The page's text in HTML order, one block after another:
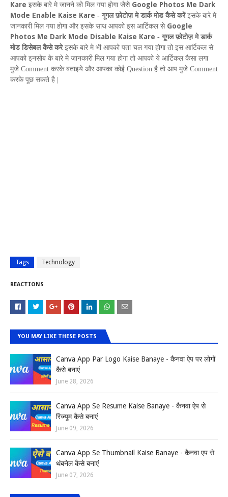
Kare इसके बारे मे जानने को मिल गया होगा जैसे Google Photos Me Dark
Mode Enable Kaise Kare - गूगल फ़ोटोज़ मे डार्क मोड कैसे करें इसके बारे मे
जानकारी मिल गया होगा और इसके साथ आपको इस आर्टिकल से Google
P hotos Me Dark Mode Disable Kaise Kare - गूगल फ़ोटोज़ मे डार्क
मोड डिसेबल कैसे करे इसके बारे मे भी आपको पता चल गया होगा तो इस आर्टिकल से
आपको इनसोब के बारे मे जानकारी मिल गया होगा तो आपको ये आर्टिकल कैसा लगा
मुजे Comment करके बताइये और आपका कोई Question है तो आप मुजे Comment
करके पूछ सकते है |
Tags Technology
REACTIONS
YOU MAY LIKE THESE POSTS
Canva App Par Logo Kaise Banaye - कैनवा ऐप पर लोगों
कैसे बनाएं
June 28, 2026
Canva App Se Resume Kaise Banaye - कैनवा ऐप से
रिज्यूम कैसे बनाएं
June 09, 2026
Canva App Se Thumbnail Kaise Banaye - कैनवा एप से
थंबनेल कैसे बनाएं
June 07, 2026